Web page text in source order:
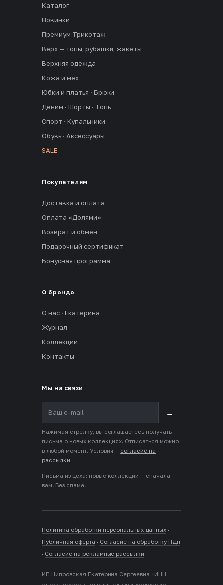
Каталог
Новинки
Премиум Трикотаж
Верх — топы, рубашки, жакеты
Верхняя одежда
Кожа и мех
Юбки и платья · Брюки
Деним · Шорты · Топы
Спорт · Купальники
Обувь · Аксессуары
SALE
Покупателям
Доставка и оплата
Оплата «Долями»
Возврат и обмен
Подарочный сертификат
Бонусная программа
О бренде
О нас · Екатерина
Журнал
Коллекции
Контакты
Мы на связи
→
Нажимая стрелку, вы соглашаетесь получать
письма о новых коллекциях. Отписаться можно
в любой момент. Условия — согласие на
рассылки
Письма из цеха: новые коллекции — сначала
вам. Без спама.
Политика обработки персональных данных ·
Публичная оферта · Согласие на обработку ПДн
· Согласие на рекламные рассылки
ИП Ципровская Екатерина Сергеевна · ИНН